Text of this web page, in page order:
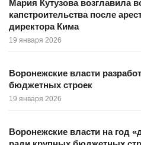
Мария Кутузова возглавила
капстроительства после
директора Кима
19 января 2026
Воронежские власти
бюджетных строек
19 января 2026
Воронежские власти на год